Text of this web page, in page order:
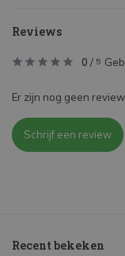
Reviews
0 / 5
Er zijn nog geen
Schrijf een review
Recent bekeken